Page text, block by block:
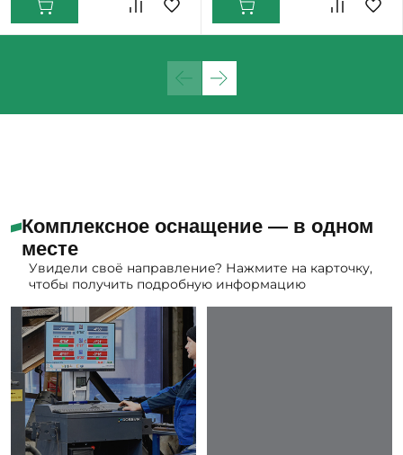
Комплексное оснащение — в одном
месте
Увидели своё направление? Нажмите на карточку,
чтобы получить подробную информацию